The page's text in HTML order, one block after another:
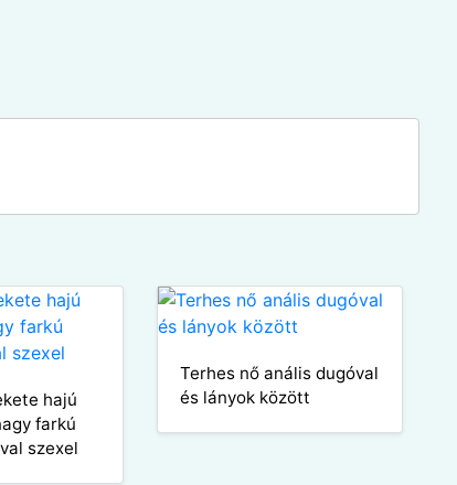
hajú
farkú
szexel
Terhes nő anális dugóval
és lányok között